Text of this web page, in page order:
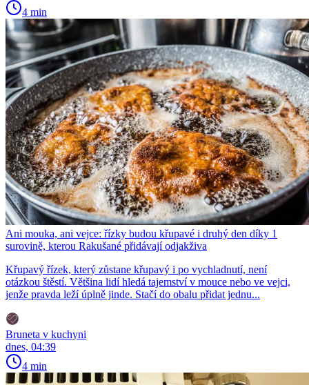
4 min
Ani mouka, ani vejce: řízky budou křupavé i druhý den díky 1
surovině, kterou Rakušané přidávají odjakživa
Křupavý řízek, který zůstane křupavý i po vychladnutí, není
otázkou štěstí. Většina lidí hledá tajemství v mouce nebo ve vejci,
jenže pravda leží úplně jinde. Stačí do obalu přidat jednu...
Bruneta v kuchyni
dnes, 04:39
4 min